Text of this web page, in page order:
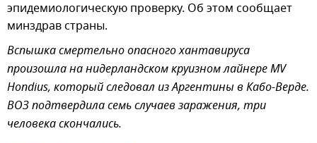
эпидемиологическую проверку. Об этом сообщает
минздрав страны.
Вспышка смертельно опасного хантавируса
произошла на нидерландском круизном лайнере MV
Hondius, который следовал из Аргентины в Кабо-Верде.
ВОЗ подтвердила семь случаев заражения, три
человека скончались.